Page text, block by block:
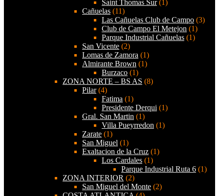
Saint Thomas Sur(1)
Cañuelas (11)
Las Cañuelas Club de Campo (3)
Club de Campo El Metejon (1)
Parque Industrial Cañuelas (1)
San Vicente (2)
Lomas de Zamora (1)
Almirante Brown (1)
Burzaco (1)
ZONA NORTE – BS AS (8)
Pilar(4)
Fatima (1)
Presidente Derqui (1)
Gral. San Martin (1)
Villa Pueyrredon (1)
Zarate (1)
San Miguel (1)
Exaltacion de la Cruz (1)
Los Cardales (1)
Parque Industrial Ruta 6 (1)
ZONA INTERIOR (2)
San Miguel del Monte (2)